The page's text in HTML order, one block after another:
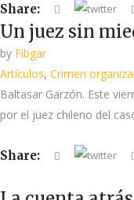
Share:
Un juez sin
by Fibgar
Artículos, Crimen
Baltasar Garzón. Este
por el juez chileno del
Share: